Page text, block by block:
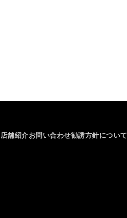
店舗紹介お問い合わせ勧誘方針について